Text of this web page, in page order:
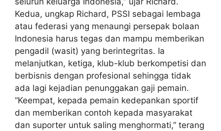
Kedua, ungkap Richard, PSSI sebagai lembaga
atau federasi yang menaungi persepak bolaan
Indonesia harus tegas dan mampu memberikan
pengadil (wasit) yang berintegritas. Ia
melanjutkan, ketiga, klub-klub berkompetisi dan
berbisnis dengan profesional sehingga tidak
ada lagi kejadian penunggakan gaji pemain.
“Keempat, kepada pemain kedepankan sportif
dan memberikan contoh kepada masyarakat
dan suporter untuk saling menghormati,” terang